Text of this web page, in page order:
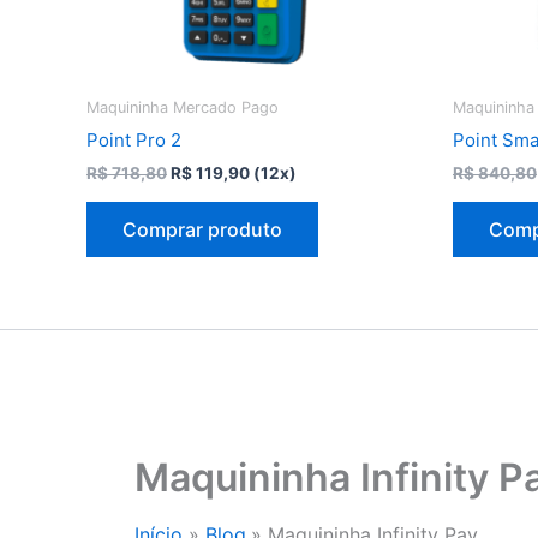
Maquininha Mercado Pago
Point Pro 2
R$718,80O
era:
R$ 718,80.
R$119,90O
é:
R$ 119,90.
(12x)
Comprar produto
Point
R$840,80
Maquininha Infinity